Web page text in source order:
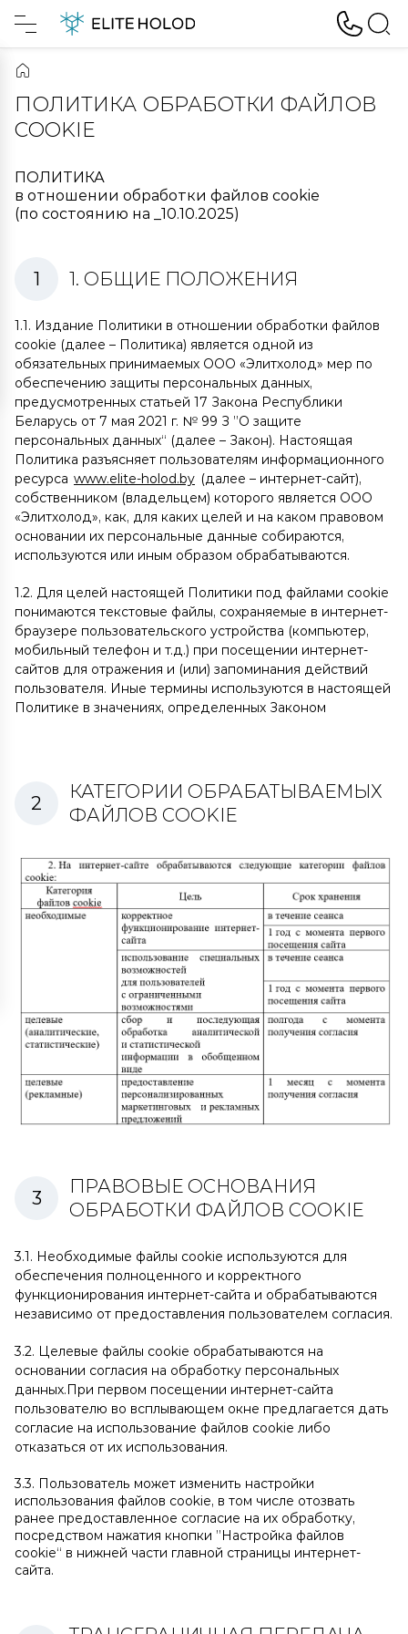
ПОЛИТИКА ОБРАБОТКИ ФАЙЛОВ
COOKIE
ПОЛИТИКА
в отношении обработки файлов cookie
(по состоянию на _10.10.2025)
1. ОБЩИЕ ПОЛОЖЕНИЯ
1.1. Издание Политики в отношении обработки файлов
cookie (далее – Политика) является одной из
обязательных принимаемых ООО «Элитхолод» мер по
обеспечению защиты персональных данных,
предусмотренных статьей 17 Закона Республики
Беларусь от 7 мая 2021 г. № 99 З ”О защите
персональных данных“ (далее – Закон). Настоящая
Политика разъясняет пользователям информационного
ресурса www.elite-holod.by (далее – интернет-сайт),
собственником (владельцем) которого является ООО
«Элитхолод», как, для каких целей и на каком правовом
основании их персональные данные собираются,
используются или иным образом обрабатываются.
1.2. Для целей настоящей Политики под файлами cookie
понимаются текстовые файлы, сохраняемые в интернет-
браузере пользовательского устройства (компьютер,
мобильный телефон и т.д.) при посещении интернет-
сайтов для отражения и (или) запоминания действий
пользователя. Иные термины используются в настоящей
Политике в значениях, определенных Законом
КАТЕГОРИИ ОБРАБАТЫВАЕМЫХ
ФАЙЛОВ COOKIE
ПРАВОВЫЕ ОСНОВАНИЯ
ОБРАБОТКИ ФАЙЛОВ COOKIE
3.1. Необходимые файлы cookie используются для
обеспечения полноценного и корректного
функционирования интернет-сайта и обрабатываются
независимо от предоставления пользователем согласия.
3.2. Целевые файлы cookie обрабатываются на
основании согласия на обработку персональных
данных.При первом посещении интернет-сайта
пользователю во всплывающем окне предлагается дать
согласие на использование файлов cookie либо
отказаться от их использования.
3.3. Пользователь может изменить настройки
использования файлов cookie, в том числе отозвать
ранее предоставленное согласие на их обработку,
посредством нажатия кнопки ”Настройка файлов
cookie“ в нижней части главной страницы интернет-
сайта.